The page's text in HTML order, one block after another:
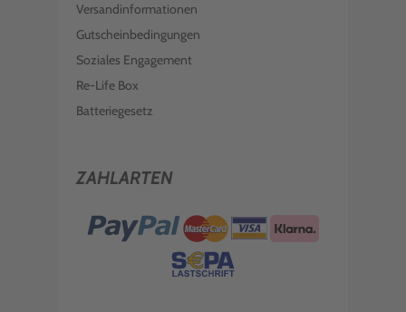
Versandinformationen
Gutscheinbedingungen
Soziales Engagement
Re-Life Box
Batteriegesetz
ZAHLARTEN